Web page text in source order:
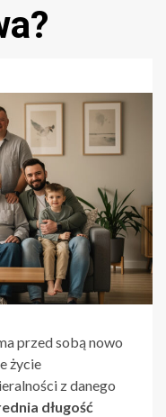
przed sobą nowo
życie
z danego
długość